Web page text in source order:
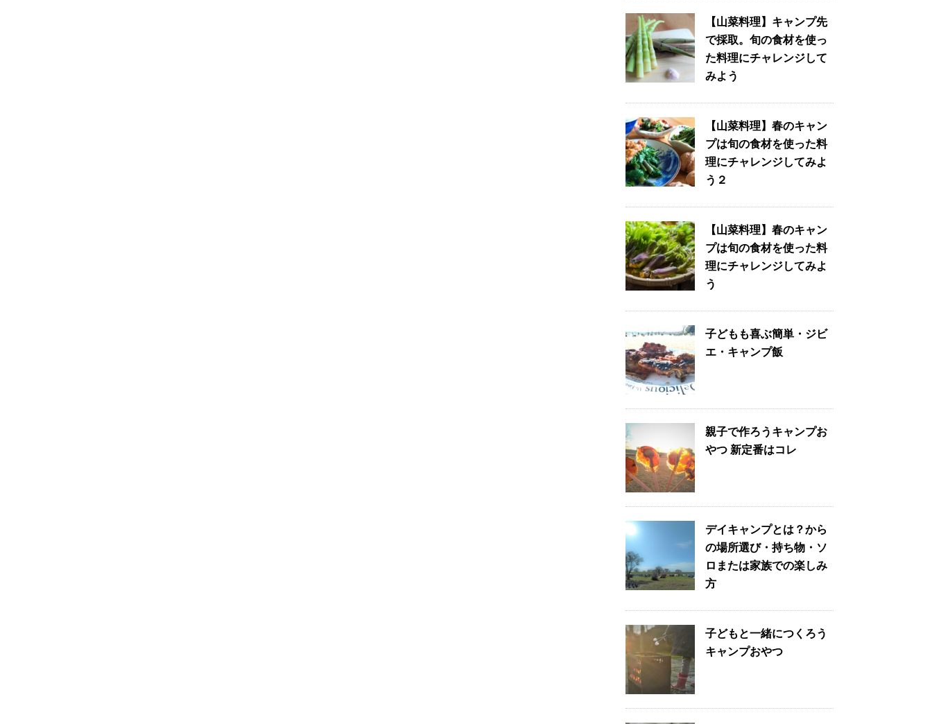
【山菜料理】キャンプ先
で採取。旬の食材を使っ
た料理にチャレンジして
みよう
【山菜料理】春のキャン
プは旬の食材を使った料
理にチャレンジしてみよ
う２
【山菜料理】春のキャン
プは旬の食材を使った料
理にチャレンジしてみよ
う
子どもも喜ぶ簡単・ジビ
エ・キャンプ飯
親子で作ろうキャンプお
やつ 新定番はコレ
デイキャンプとは？から
の場所選び・持ち物・ソ
ロまたは家族での楽しみ
方
子どもと一緒につくろう
キャンプおやつ